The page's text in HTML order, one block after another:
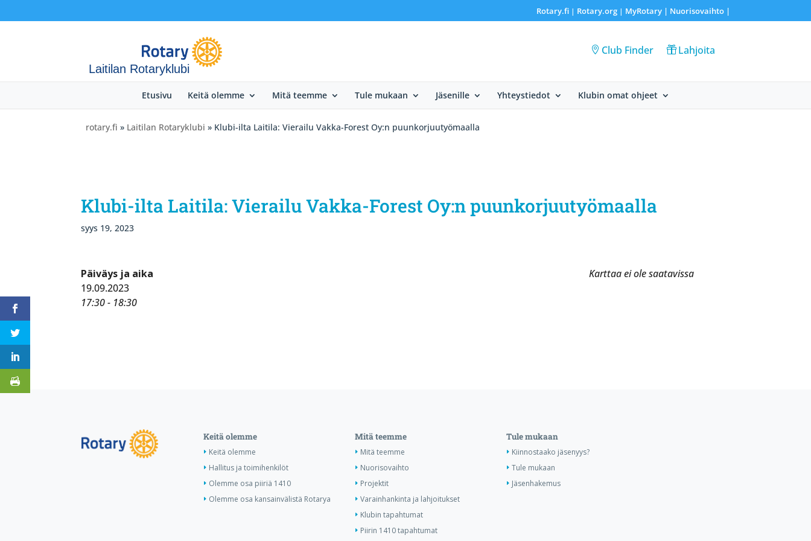
Rotary.fi| Rotary.org| MyRotary | Nuorisovaihto|
Laitilan Rotaryklubi
Club Finder Lahjoita
Etusivu Keitä olemme Mitä teemme Tule mukaan Jäsenille Yhteystiedot Klubin omat ohjeet
rotary.fi » Laitilan Rotaryklubi » Klubi-ilta Laitila: Vierailu Vakka-Forest Oy:n puunkorjuutyömaalla
Klubi-ilta Laitila: Vierailu Vakka-Forest Oy:n puunkorjuutyömaalla
syys 19, 2023
Karttaa ei ole saatavissa
Päiväys ja aika
19.09.2023
17:30 - 18:30
Keitä olemme
Keitä olemme
Hallitus ja toimihenkilöt
Olemme osa piiriä 1410
Olemme osa kansainvälistä Rotarya
Mitä teemme
Mitä teemme
Nuorisovaihto
Projektit
Varainhankinta ja lahjoitukset
Klubin tapahtumat
Piirin 1410 tapahtumat
Tule mukaan
Kiinnostaako jäsenyys?
Tule mukaan
Jäsenhakemus